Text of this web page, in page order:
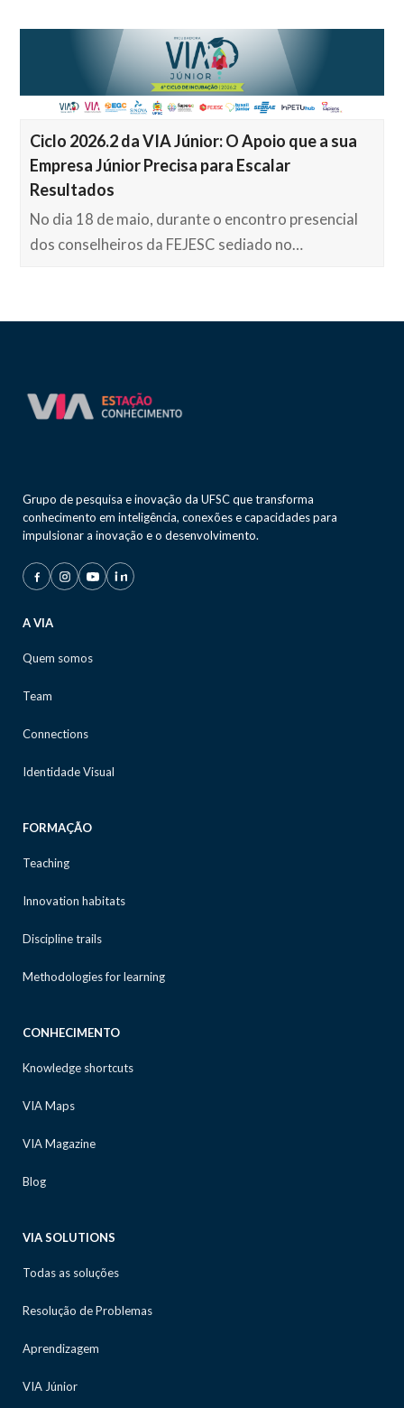
Ciclo 2026.2 da VIA Júnior: O Apoio que a sua
Empresa Júnior Precisa para Escalar
Resultados
No dia 18 de maio, durante o encontro presencial
dos conselheiros da FEJESC sediado no…
Grupo de pesquisa e inovação da UFSC que transforma
conhecimento em inteligência, conexões e capacidades para
impulsionar a inovação e o desenvolvimento.
A VIA
Quem somos
Team
Connections
Identidade Visual
FORMAÇÃO
Teaching
Innovation habitats
Discipline trails
Methodologies for learning
CONHECIMENTO
Knowledge shortcuts
VIA Maps
VIA Magazine
Blog
VIA SOLUTIONS
Todas as soluções
Resolução de Problemas
Aprendizagem
VIA Júnior